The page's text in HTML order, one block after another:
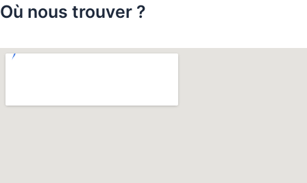
Où nous trouver ?